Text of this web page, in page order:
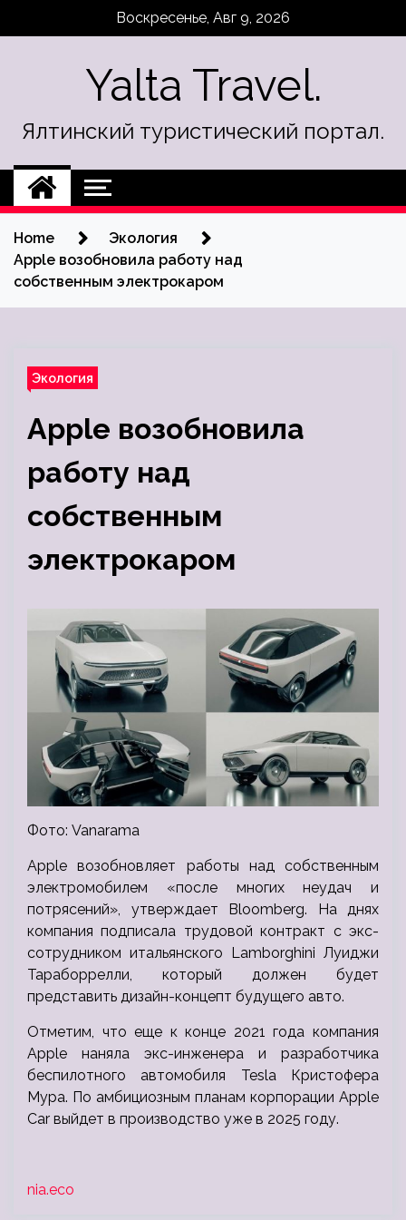
Воскресенье, Авг 9, 2026
Yalta Travel.
Ялтинский туристический портал.
Home
Экология
Apple возобновила работу над
собственным электрокаром
Экология
Apple возобновила
работу над
собственным
электрокаром
Фото: Vanarama
Apple возобновляет работы над собственным
электромобилем «после многих неудач и
потрясений», утверждает Bloomberg. На днях
компания подписала трудовой контракт с экс-
сотрудником итальянского Lamborghini Луиджи
Тараборрелли, который должен будет
представить дизайн-концепт будущего авто.
Отметим, что еще к конце 2021 года компания
Apple наняла экс-инженера и разработчика
беспилотного автомобиля Tesla Кристофера
Мура. По амбициозным планам корпорации Apple
Car выйдет в производство уже в 2025 году.
nia.eco